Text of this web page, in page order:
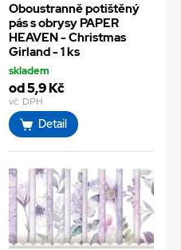
Oboustranně potištěný
pás s obrysy PAPER
HEAVEN - Christmas
Girland - 1 ks
skladem
od 5,9 Kč
vč. DPH
Detail